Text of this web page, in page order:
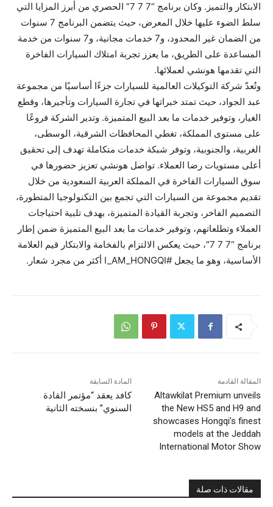
الابتكار والتميز. وكان برنامج “7 7 7” الحصري من أبرز المزايا التي
سلط الضوء عليها خلال المعرض، حيث يتضمن البرنامج 7 سنوات
من الضمان غير المحدود، و7 خدمات مجانية، و7 سنوات من خدمة
المساعدة على الطريق، ما يعزز تجربة امتلاك السيارات الفاخرة
التي تقدمها هونشي لعملائها.
وتُعدّ شركة التوكيلات العالمية للسيارات جزءًا أساسيًا من مجموعة
عبد الجواد، حيث تمتد خبراتها في تجارة السيارات وتأجيرها، وقطع
الغيار، وتوفير خدمات ما بعد البيع المتميزة. وتدير الشركة فروعًا
على مستوى المملكة، تغطي المحافظات الشرقية، الوسطى،
الغربية، والجنوبية، وتوفر شبكة خدمات متكاملة تهدف إلى تحقيق
أعلى مستويات رضا العملاء. تواصل هونشي تعزيز حضورها في
سوق السيارات الفاخرة في المملكة العربية السعودية من خلال
تقديم مجموعة من السيارات التي تجمع بين التكنولوجيا المتطورة،
التصميم الفاخر، وتجربة القيادة المتميزة، بهدف تلبية احتياجات
العملاء وتطلعاتهم، وتوفير خدمات ما بعد البيع المتميزة ضمن إطار
برنامج “7 7 7″، حيث يعكس الالتزام بالفخامة والابتكار قيم العلامة
الأساسية، وهو ما يجعل #I_AM_HONGQI أكثر من مجرد شعار.
المادة السابقة
كافد يعقد “مؤتمر القادة
السنوي” بنسخته الثانية
المقالة القادمة
Altawkilat Premium unveils
the New HS5 and H9 and
showcases Hongqi’s finest
models at the Jeddah
International Motor Show
مقالات ذات صلة